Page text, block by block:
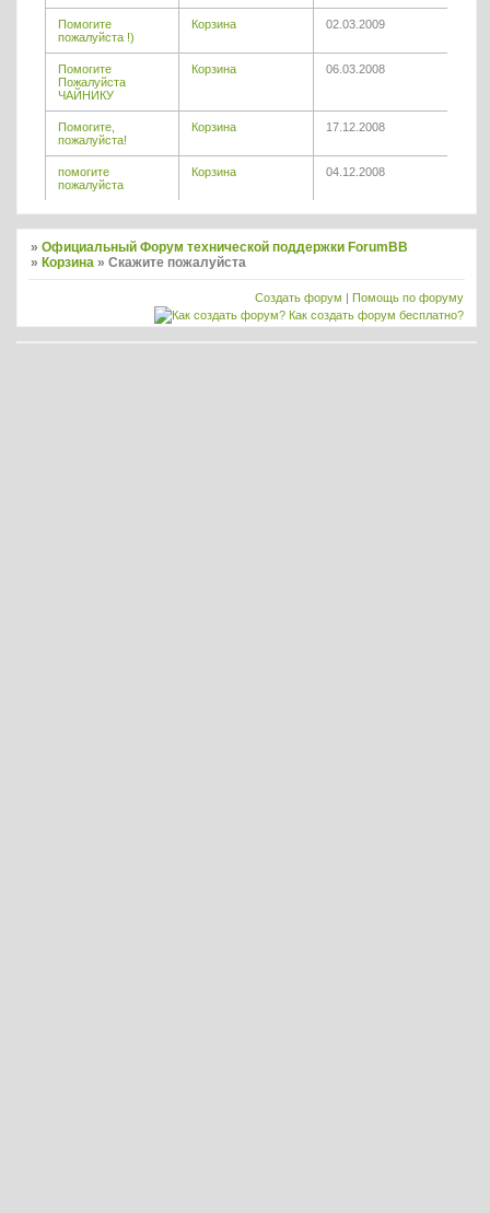
Помогите
пожалуйста !)
Корзина 02.03.2009
Помогите
Пожалуйста
ЧАЙНИКУ
Корзина 06.03.2008
Помогите,
пожалуйста!
Корзина 17.12.2008
помогите
пожалуйста
Корзина 04.12.2008
»Официальный Форум технической поддержки ForumBB
» Корзина »Скажите пожалуйста
Создать форум |Помощь по форуму